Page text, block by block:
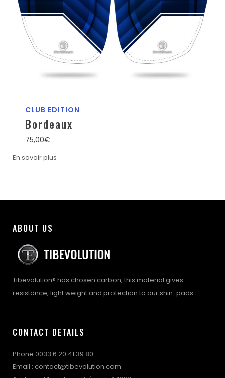
CLUB EDITION
Bordeaux
75,00€
En savoir plus
ABOUT US
Tibevolution® has chosen carbon, this material gives
resistance, light weight and protection to our shin-pads
CONTACT DETAILS
Phone 0033 6 20 41 39 80
Email : contact@tibevolution.com